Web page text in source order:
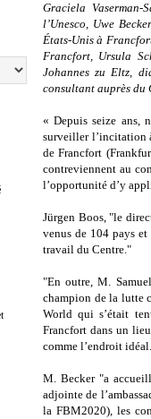
Graciela
l’Unesco, Uwe
États-Unis à
Francfort, Ursula
Johannes zu Eltz,
consultant auprès du
« Depuis seize ans,
surveiller l’incitation
de Francfort
contreviennent au
l’opportunité d’y
Jürgen Boos, "le
venus de 104 pays
travail du Centre."
"En outre, M.
champion de la lutte
World qui s’était
Francfort dans un
comme l’endroit
M. Becker "a
adjointe de
la FBM2020), les